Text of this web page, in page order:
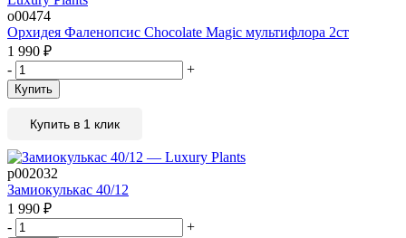
о00474
Орхидея Фаленопсис Chocolate Magic мультифлора 2ст
1 990 ₽
-
+
Купить
Купить в 1 клик
р002032
Замиокулькас 40/12
1 990 ₽
-
+